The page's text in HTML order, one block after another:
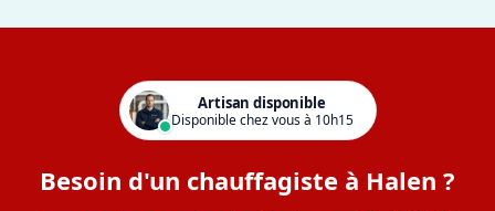
Artisan disponible
Disponible chez vous à 10h15
Besoin d'un chauffagiste à Halen ?